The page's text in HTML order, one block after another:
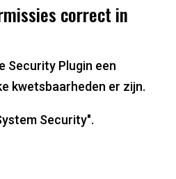
correct in
Security Plugin een
kwetsbaarheden er zijn.
Security".